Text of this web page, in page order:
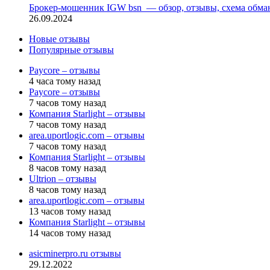
Брокер-мошенник IGW bsn — обзор, отзывы, схема
26.09.2024
Новые отзывы
Популярные отзывы
Paycore – отзывы
4 часа тому назад
Paycore – отзывы
7 часов тому назад
Компания Starlight – отзывы
7 часов тому назад
area.uportlogic.com – отзывы
7 часов тому назад
Компания Starlight – отзывы
8 часов тому назад
Ultrion – отзывы
8 часов тому назад
area.uportlogic.com – отзывы
13 часов тому назад
Компания Starlight – отзывы
14 часов тому назад
asicminerpro.ru отзывы
29.12.2022